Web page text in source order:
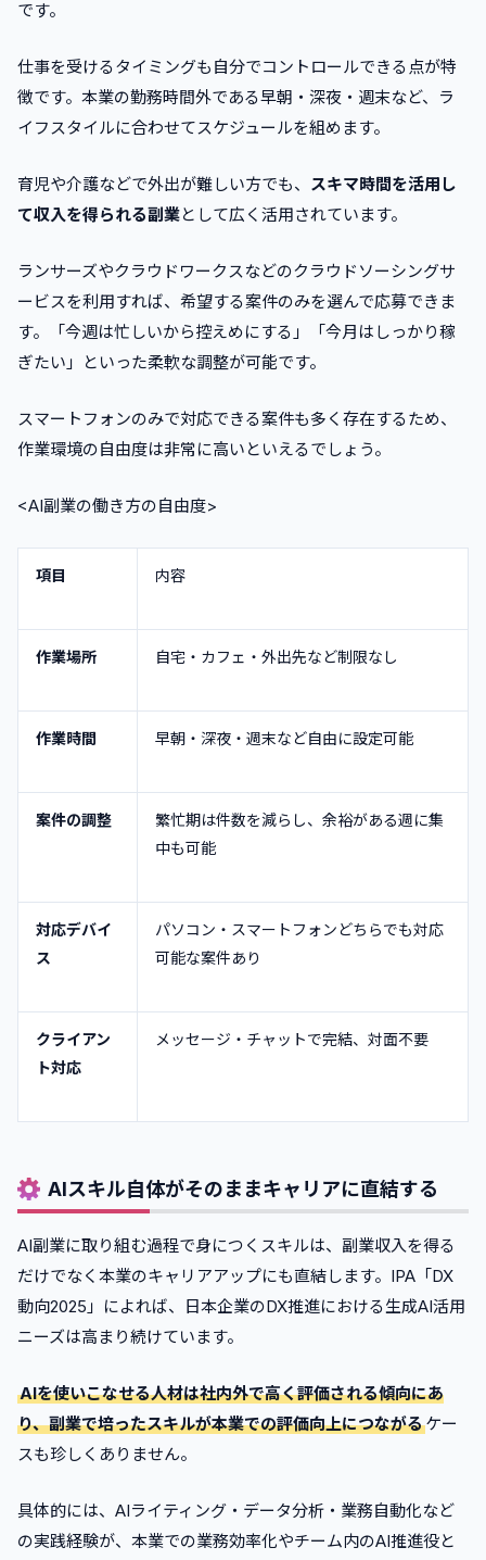
です。
仕事を受けるタイミングも自分でコントロールできる点が特
徴です。本業の勤務時間外である早朝・深夜・週末など、ラ
イフスタイルに合わせてスケジュールを組めます。
育児や介護などで外出が難しい方でも、 スキマ時間を活用し
て収入を得られる副業として広く活用されています。
ランサーズやクラウドワークスなどのクラウドソーシングサ
ービスを利用すれば、希望する案件のみを選んで応募できま
す。「今週は忙しいから控えめにする」「今月はしっかり稼
ぎたい」といった柔軟な調整が可能です。
スマートフォンのみで対応できる案件も多く存在するため、
作業環境の自由度は非常に高いといえるでしょう。
<AI副業の働き方の自由度>
項目 内容
作業場所 自宅・カフェ・外出先など制限なし
作業時間 早朝・深夜・週末など自由に設定可能
案件の調整
繁忙期は件数を減らし、余裕がある週に集
中も可能
対応デバイ
ス
パソコン・スマートフォンどちらでも対応
可能な案件あり
クライアン
ト対応
メッセージ・チャットで完結、対面不要
AIスキル自体がそのままキャリアに直結する
AI副業に取り組む過程で身につくスキルは、副業収入を得る
だけでなく本業のキャリアアップにも直結します。IPA「DX
動向2025」によれば、日本企業のDX推進における生成AI活用
ニーズは高まり続けています。
AIを使いこなせる人材は社内外で高く評価される傾向にあ
り、副業で培ったスキルが本業での評価向上につながるケー
スも珍しくありません。
具体的には、AIライティング・データ分析・業務自動化など
の実践経験が、本業での業務効率化やチーム内のAI推進役と